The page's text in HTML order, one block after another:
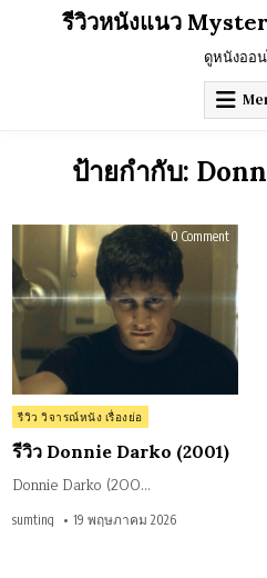
รีวิวหนังแนว
ดูหนังออ
ป้ายกำกับ:
0 Commenton
Donnie
Darko
(2001)
Posted
in
รีวิว วิจารณ์หนัง เรื่องย่อ
รีวิว Donnie Darko (2001)
Donnie Darko (200…
sumting 19 พฤษภาคม 2026